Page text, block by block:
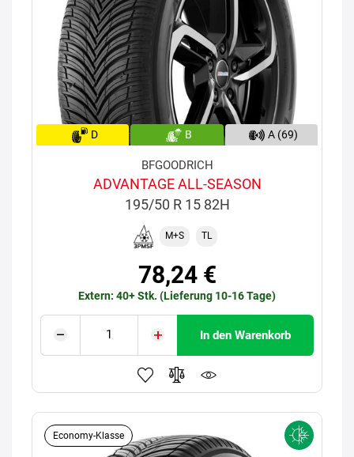
D B A (69)
BFGOODRICH
ADVANTAGE ALL-SEASON
195/50 R 15 82H
M+S TL
78,24 €
Extern: 40+ Stk. (Lieferung 10-16 Tage)
In den Warenkorb
Economy-Klasse